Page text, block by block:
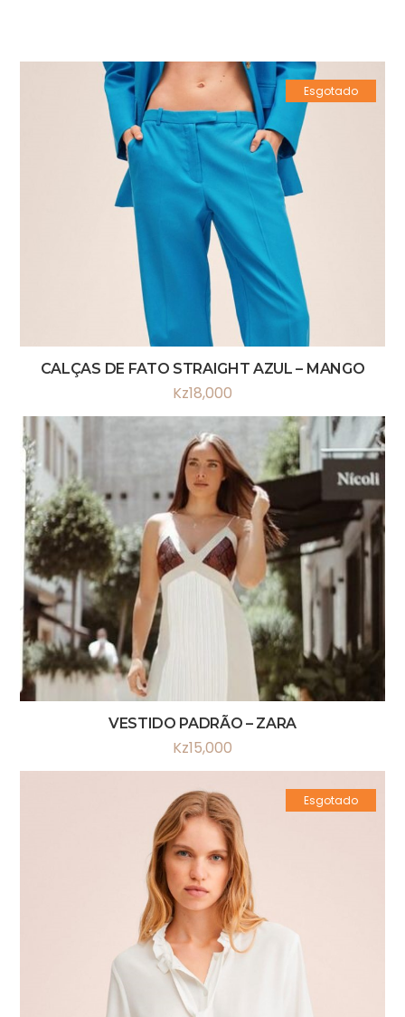
Esgotado
CALÇAS DE FATO STRAIGHT AZUL – MANGO
Kz18,000
VESTIDO PADRÃO – ZARA
Kz15,000
Esgotado